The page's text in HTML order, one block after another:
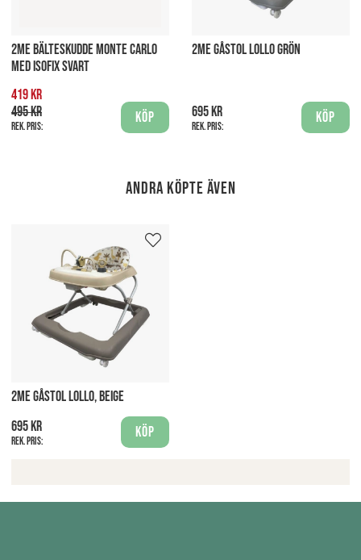
2ME BÄLTESKUDDE MONTE CARLO
MED ISOFIX SVART
419 kr
495 kr
Rek. pris:
Köp
2ME GÅSTOL LOLLO GRÖN
695 kr
Rek. pris:
Köp
Andra köpte även
2ME GÅSTOL LOLLO, BEIGE
695 kr
Rek. pris:
Köp